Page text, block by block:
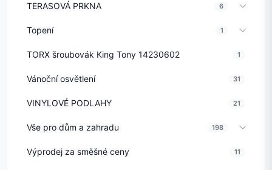
TERASOVÁ PRKNA 6
Topení 1
TORX šroubovák King Tony 14230602 1
Vánoční osvětlení 31
VINYLOVÉ PODLAHY 21
Vše pro dům a zahradu 198
Výprodej za směšné ceny 11